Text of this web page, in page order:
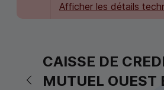
Afficher les détails
Retour vers la page précédente
CAISSE DE
MUTUEL OUEST